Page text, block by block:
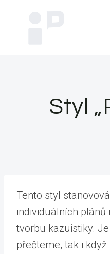
Styl
Tento styl
individuálních
tvorbu kazuistiky.
přečteme, tak i